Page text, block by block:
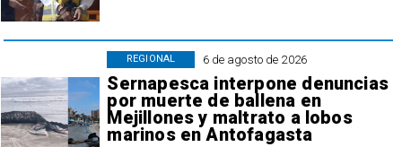
6 de agosto de 2026
Sernapesca interpone denuncias
por muerte de ballena en
Mejillones y maltrato a lobos
marinos en Antofagasta
REGIONAL